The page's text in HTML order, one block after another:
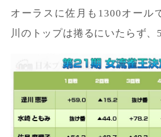
オーラスに佐月も1300オール
川のトップは捲るにいたらず、